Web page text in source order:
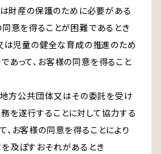
は財産の保護のために必要がある
同意を得ることが困難であるとき
は児童の健全な育成の推進のため
あって、お客様の同意を得ること
地方公共団体又はその委託を受け
を遂行することに対して協力する
、お客様の同意を得ることにより
及ぼすおそれがあるとき